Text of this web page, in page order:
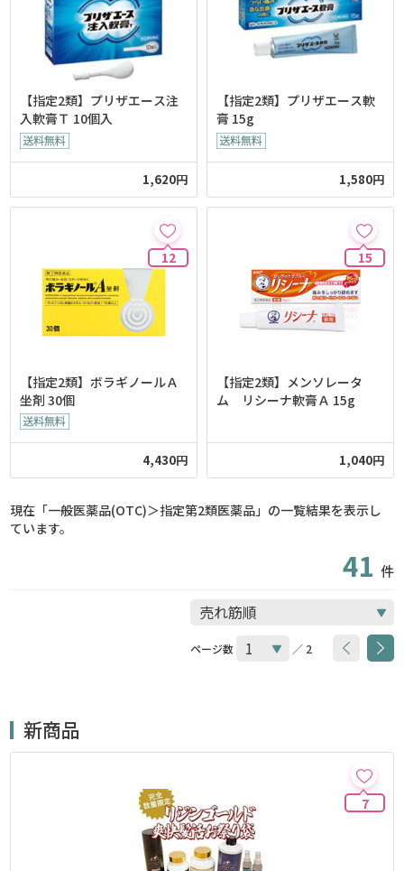
【指定2類】プリザエース注
入軟膏Ｔ 10個入
1,620円
【指定2類】プリザエース軟
膏 15g
1,580円
12
【指定2類】ボラギノールＡ
坐剤 30個
4,430円
15
【指定2類】メンソレータ
ム リシーナ軟膏Ａ 15g
1,040円
現在「一般医薬品(OTC)＞指定第2類医薬品」の一覧結果を表示し
ています。
41 件
ページ数 ／ 2
新商品
7